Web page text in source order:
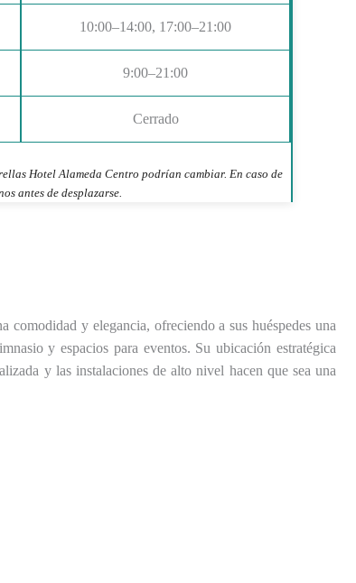
10:00–14:00, 17:00–21:00
9:00–21:00
Cerrado
Hotel Alameda Centro podrían cambiar. En caso de
antes de desplazarse.
y elegancia, ofreciendo a sus huéspedes una
y espacios para eventos. Su ubicación estratégica
y las instalaciones de alto nivel hacen que sea una